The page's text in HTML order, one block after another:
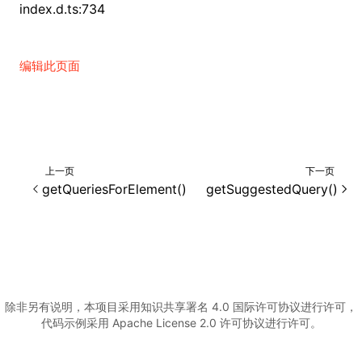
index.d.ts:734
编辑此页面
上一页
getQueriesForElement()
下一页
getSuggestedQuery()
除非另有说明，本项目采用知识共享署名 4.0 国际许可协议进行许可，
代码示例采用 Apache License 2.0 许可协议进行许可。